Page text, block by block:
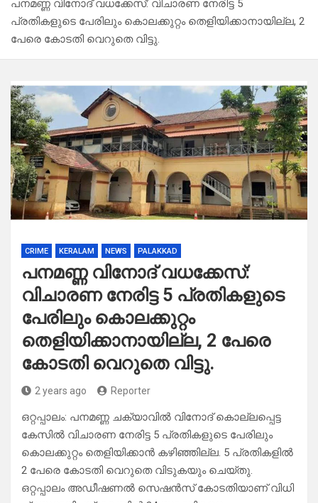
പനമണ്ണ വിനോദ് വധക്കേസ്: വിചാരണ നേരിട്ട 5
പ്രതികളുടെ പേരിലും കൊലക്കുറ്റം തെളിയിക്കാനായില്ല, 2
പേരെ കോടതി വെറുതെ വിട്ടു.
CRIME KERALAM NEWS PALAKKAD
പനമണ്ണ വിനോദ് വധക്കേസ്:
വിചാരണ നേരിട്ട 5 പ്രതികളുടെ
പേരിലും കൊലക്കുറ്റം
തെളിയിക്കാനായില്ല, 2 പേരെ
കോടതി വെറുതെ വിട്ടു.
2 years ago Reporter
ഒറ്റപ്പാലം: പനമണ്ണ ചക്യാവിൽ വിനോദ് കൊല്ലപ്പെട്ട
കേസിൽ വിചാരണ നേരിട്ട 5 പ്രതികളുടെ പേരിലും
കൊലക്കുറ്റം തെളിയിക്കാൻ കഴിഞ്ഞില്ല. 5 പ്രതികളിൽ
2 പേരെ കോടതി വെറുതെ വിടുകയും ചെയ്തു.
ഒറ്റപ്പാലം അഡീഷണൽ സെഷൻസ് കോടതിയാണ് വിധി